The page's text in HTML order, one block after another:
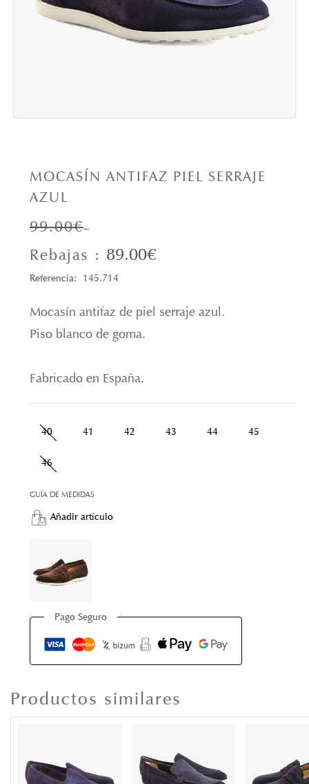
MOCASÍN ANTIFAZ PIEL SERRAJE
AZUL
99.00€
Rebajas : 89.00€
Referencia: 145.714
Mocasín antifaz de piel serraje azul.
Piso blanco de goma.
Fabricado en España.
40 41 42 43 44 45
46
GUÍA DE MEDIDAS
Añadir artículo
Pago Seguro
Productos similares